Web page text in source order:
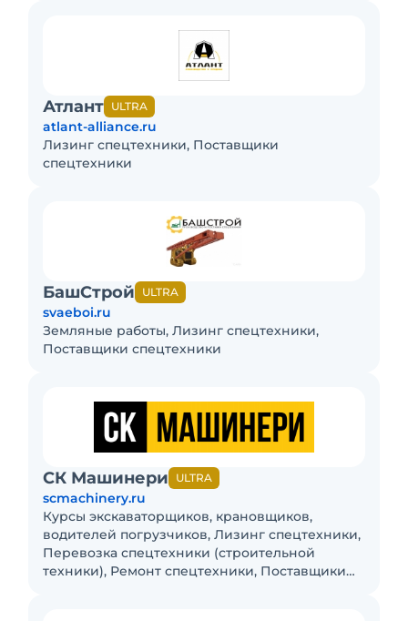
Атлант ULTRA
atlant-alliance.ru
Лизинг спецтехники, Поставщики
спецтехники
БашСтрой ULTRA
svaeboi.ru
Земляные работы, Лизинг спецтехники,
Поставщики спецтехники
СК Машинери ULTRA
scmachinery.ru
Курсы экскаваторщиков, крановщиков,
водителей погрузчиков, Лизинг спецтехники,
Перевозка спецтехники (строительной
техники), Ремонт спецтехники, Поставщики